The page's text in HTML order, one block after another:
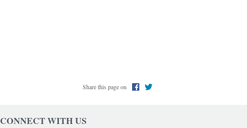
Share this page on
CONNECT WITH US